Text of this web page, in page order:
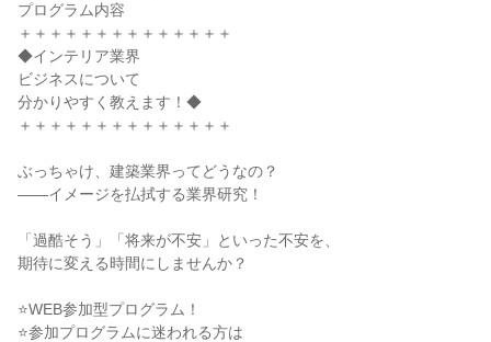
プログラム内容
＋＋＋＋＋＋＋＋＋＋＋＋＋＋
◆インテリア業界
ビジネスについて
分かりやすく教えます！◆
＋＋＋＋＋＋＋＋＋＋＋＋＋＋
ぶっちゃけ、建築業界ってどうなの？
——イメージを払拭する業界研究！
「過酷そう」「将来が不安」といった不安を、
期待に変える時間にしませんか？
⭐WEB参加型プログラム！
⭐参加プログラムに迷われる方は